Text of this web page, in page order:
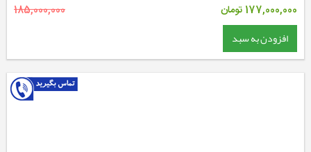
177,000,000 تومان 185,000,000
افزودن به سبد